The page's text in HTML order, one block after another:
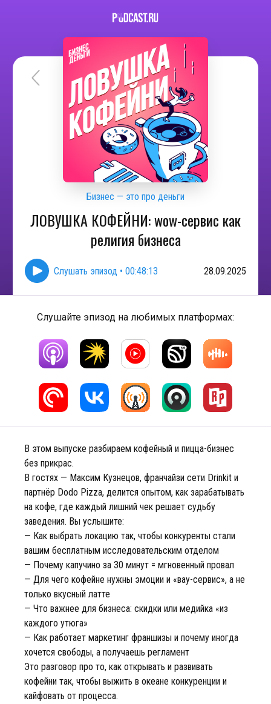
Бизнес — это про деньги
ЛОВУШКА КОФЕЙНИ: wow-сервис как
религия бизнеса
Слушать эпизод • 00:48:13 28.09.2025
Слушайте эпизод на любимых платформах:
В этом выпуске разбираем кофейный и пицца-бизнес
без прикрас.
В гостях — Максим Кузнецов, франчайзи сети Drinkit и
партнёр Dodo Pizza, делится опытом, как зарабатывать
на кофе, где каждый лишний чек решает судьбу
заведения. Вы услышите:
— Как выбрать локацию так, чтобы конкуренты стали
вашим бесплатным исследовательским отделом
— Почему капучино за 30 минут = мгновенный провал
— Для чего кофейне нужны эмоции и «вау-сервис», а не
только вкусный латте
— Что важнее для бизнеса: скидки или медийка «из
каждого утюга»
— Как работает маркетинг франшизы и почему иногда
хочется свободы, а получаешь регламент
Это разговор про то, как открывать и развивать
кофейни так, чтобы выжить в океане конкуренции и
кайфовать от процесса.